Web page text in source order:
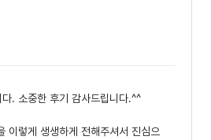
. 소중한 후기 감사드립니다.^^
이렇게 생생하게 전해주셔서 진심으